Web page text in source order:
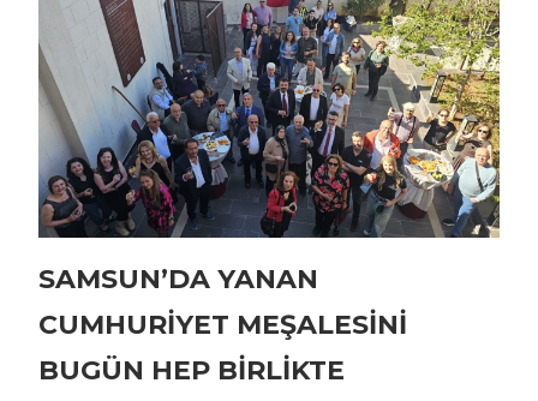
SAMSUN’DA YANAN
CUMHURİYET MEŞALESİNİ
BUGÜN HEP BİRLİKTE